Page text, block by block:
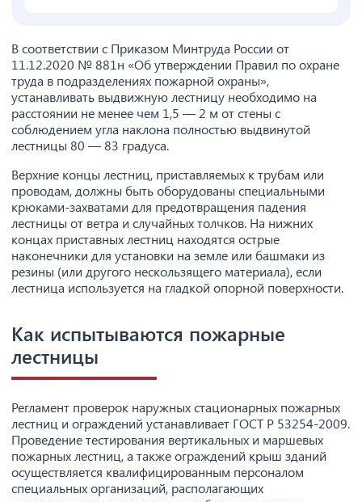
В соответствии с Приказом Минтруда России от
11.12.2020 № 881н «Об утверждении Правил по охране
труда в подразделениях пожарной охраны»,
устанавливать выдвижную лестницу необходимо на
расстоянии не менее чем 1,5 — 2 м от стены с
соблюдением угла наклона полностью выдвинутой
лестницы 80 — 83 градуса.
Верхние концы лестниц, приставляемых к трубам или
проводам, должны быть оборудованы специальными
крюками-захватами для предотвращения падения
лестницы от ветра и случайных толчков. На нижних
концах приставных лестниц находятся острые
наконечники для установки на земле или башмаки из
резины (или другого нескользящего материала), если
лестница используется на гладкой опорной поверхности.
Как испытываются пожарные
лестницы
Регламент проверок наружных стационарных пожарных
лестниц и ограждений устанавливает ГОСТ Р 53254-2009.
Проведение тестирования вертикальных и маршевых
пожарных лестниц, а также ограждений крыш зданий
осуществляется квалифицированным персоналом
специальных организаций, располагающих